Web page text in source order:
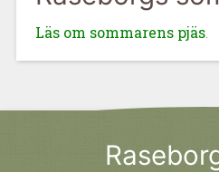
Läs om sommarens pjäs.